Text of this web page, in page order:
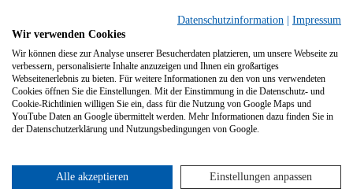
Leistungen
VLB kennenlernen
Für Selfpublisher
Für Dienstleister
Datenschutzinformation
Impressum
Wir verwenden Cookies
Wir können diese zur Analyse unserer Besucherdaten platzieren, um unsere Webseite zu
verbessern, personalisierte Inhalte anzuzeigen und Ihnen ein großartiges
Webseitenerlebnis zu bieten. Für weitere Informationen zu den von uns verwendeten
Cookies öffnen Sie die Einstellungen. Mit der Einstimmung in die Datenschutz- und
Cookie-Richtlinien willigen Sie ein, dass für die Nutzung von Google Maps und
YouTube Daten an Google übermittelt werden. Mehr Informationen dazu finden Sie in
der Datenschutzerklärung und Nutzungsbedingungen von Google.
Alle akzeptieren Einstellungen anpassen